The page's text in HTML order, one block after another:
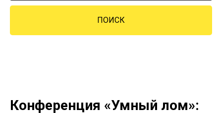
ПОИСК
Конференция «Умный лом»: